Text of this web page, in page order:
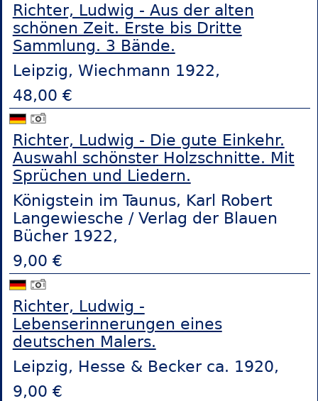
Richter, Ludwig - Aus der alten
schönen Zeit. Erste bis Dritte
Sammlung. 3 Bände.
Leipzig, Wiechmann 1922,
48,00 €
Richter, Ludwig - Die gute Einkehr.
Auswahl schönster Holzschnitte. Mit
Sprüchen und Liedern.
Königstein im Taunus, Karl Robert
Langewiesche / Verlag der Blauen
Bücher 1922,
9,00 €
Richter, Ludwig -
Lebenserinnerungen eines
deutschen Malers.
Leipzig, Hesse & Becker ca. 1920,
9,00 €